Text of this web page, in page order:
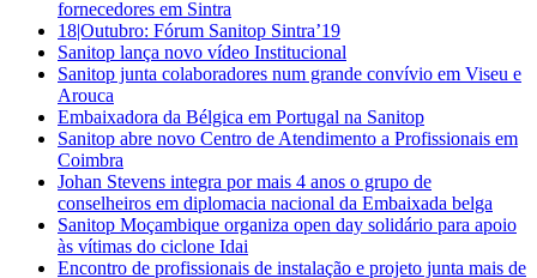
fornecedores em Sintra
18|Outubro: Fórum Sanitop Sintra’19
Sanitop lança novo vídeo Institucional
Sanitop junta colaboradores num grande convívio em Viseu e
Arouca
Embaixadora da Bélgica em Portugal na Sanitop
Sanitop abre novo Centro de Atendimento a Profissionais em
Coimbra
Johan Stevens integra por mais 4 anos o grupo de
conselheiros em diplomacia nacional da Embaixada belga
Sanitop Moçambique organiza open day solidário para apoio
às vítimas do ciclone Idai
Encontro de profissionais de instalação e projeto junta mais de